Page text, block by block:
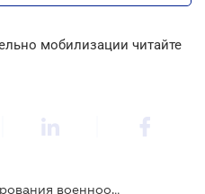
мобилизации читайте
Правки относительно бронирования военнообязанных с зарплатами от 35 тыс. грн отклонили - депутат